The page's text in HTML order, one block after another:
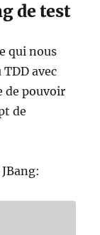
de test
qui nous
avec
de pouvoir
de